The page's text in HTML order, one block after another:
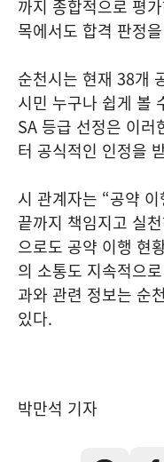
까지 종합적으로 평가
목에서도 합격 판정
순천시는 현재 38개
시민 누구나 쉽게 볼
SA 등급 선정은 이러
터 공식적인 인정을
시 관계자는 “공약
끝까지 책임지고 실
으로도 공약 이행 현
의 소통도 지속적으
과와 관련 정보는 순
있다.
박만석 기자